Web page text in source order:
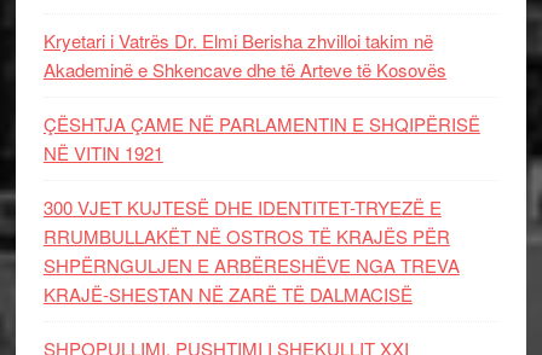
Kryetari i Vatrës Dr. Elmi Berisha zhvilloi takim në
Akademinë e Shkencave dhe të Arteve të Kosovës
ÇËSHTJA ÇAME NË PARLAMENTIN E SHQIPËRISË
NË VITIN 1921
300 VJET KUJTESË DHE IDENTITET-TRYEZË E
RRUMBULLAKËT NË OSTROS TË KRAJËS PËR
SHPËRNGULJEN E ARBËRESHËVE NGA TREVA
KRAJË-SHESTAN NË ZARË TË DALMACISË
SHPOPULLIMI, PUSHTIMI I SHEKULLIT XXI